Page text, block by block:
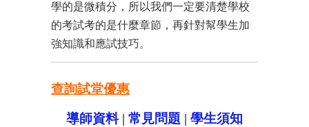
學的是微積分，所以我們一定要清楚學校
的考試考的是什麼章節，再針對幫學生加
強知識和應試技巧。
查詢試堂優惠
導師資料| 常見問題 | 學生須知